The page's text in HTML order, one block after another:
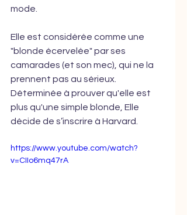
mode.
Elle est considérée comme une
"blonde écervelée" par ses
camarades (et son mec), qui ne la
prennent pas au sérieux.
Déterminée à prouver qu'elle est
plus qu'une simple blonde, Elle
décide de s’inscrire à Harvard.
https://www.youtube.com/watch?
v=CIIo6mq47rA